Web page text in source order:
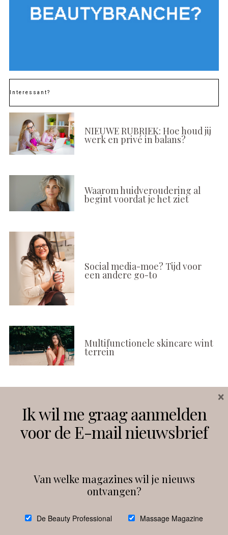
Interessant?
NIEUWE RUBRIEK: Hoe houd jij
werk en privé in balans?
Waarom huidveroudering al
begint voordat je het ziet
Social media-moe? Tijd voor
een andere go-to
Multifunctionele skincare wint
terrein
Instagram Facebook
debeautyprofessional
Ik wil me graag aanmelden
voor de E-mail nieuwsbrief
Van welke magazines wil je nieuws
ontvangen?
De Beauty Professional Massage Magazine
×